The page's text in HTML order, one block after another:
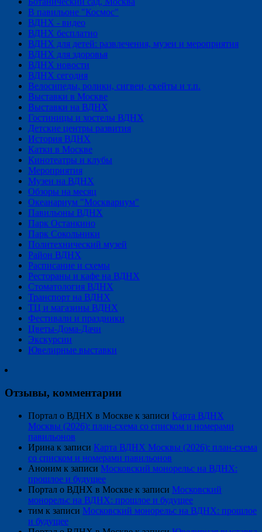
В павильоне "Космос"
ВДНХ - видео
ВДНХ бесплатно
ВДНХ для детей: развлечения, музеи и мероприятия
ВДНХ для здоровья
ВДНХ новости
ВДНХ сегодня
Велосипеды, ролики, сигвеи, скейты и т.п.
Выставки в Москве
Выставки на ВДНХ
Гостиницы и хостелы ВДНХ
Детские центры развития
История ВДНХ
Катки в Москве
Кинотеатры и клубы
Мероприятия
Музеи на ВДНХ
Обзоры на месяц
Океанариум "Москвариум"
Павильоны ВДНХ
Парк Останкино
Парк Сокольники
Политехнический музей
Район ВДНХ
Расписание и схемы
Рестораны и кафе на ВДНХ
Стоматология ВДНХ
Транспорт на ВДНХ
ТЦ и магазины ВДНХ
Фестивали и праздники
Цветы-Дома-Дачи
Экскурсии
Ювелирные выставки
Отзывы, комментарии
Портал о ВДНХ в Москве к записи Карта ВДНХ
Москвы (2026): план-схема со списком и номерами
павильонов
Ирина к записи Карта ВДНХ Москвы (2026): план-схема
со списком и номерами павильонов
Аноним к записи Московский монорельс на ВДНХ:
прошлое и будущее
Портал о ВДНХ в Москве к записи Московский
монорельс на ВДНХ: прошлое и будущее
тим к записи Московский монорельс на ВДНХ: прошлое
и будущее